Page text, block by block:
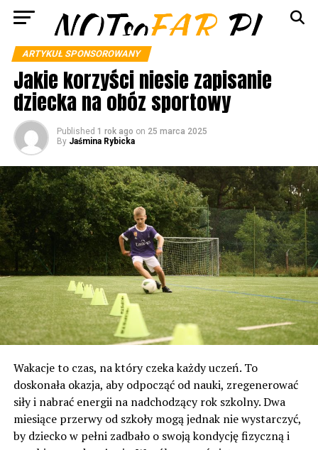
ARTYKUŁ SPONSOROWANY
Jakie korzyści niesie zapisanie
dziecka na obóz sportowy
Published 1 rok ago on 25 marca 2025
By Jaśmina Rybicka
Wakacje to czas, na który czeka każdy uczeń. To
doskonała okazja, aby odpocząć od nauki, zregenerować
siły i nabrać energii na nadchodzący rok szkolny. Dwa
miesiące przerwy od szkoły mogą jednak nie wystarczyć,
by dziecko w pełni zadbało o swoją kondycję fizyczną i